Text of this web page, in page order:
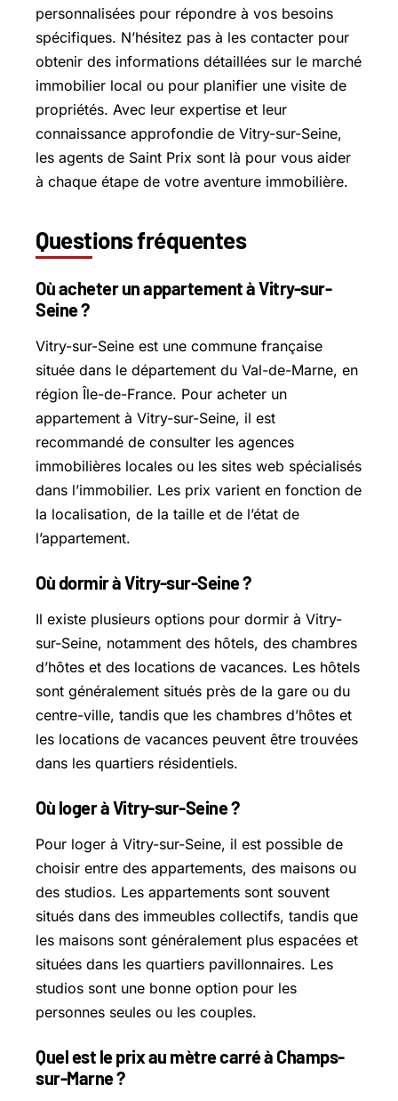
personnalisées pour répondre à vos besoins
spécifiques. N’hésitez pas à les contacter pour
obtenir des informations détaillées sur le marché
immobilier local ou pour planifier une visite de
propriétés. Avec leur expertise et leur
connaissance approfondie de Vitry-sur-Seine,
les agents de Saint Prix sont là pour vous aider
à chaque étape de votre aventure immobilière.
Questions fréquentes
Où acheter un appartement à Vitry-sur-
Seine ?
Vitry-sur-Seine est une commune française
située dans le département du Val-de-Marne, en
région Île-de-France. Pour acheter un
appartement à Vitry-sur-Seine, il est
recommandé de consulter les agences
immobilières locales ou les sites web spécialisés
dans l’immobilier. Les prix varient en fonction de
la localisation, de la taille et de l’état de
l’appartement.
Où dormir à Vitry-sur-Seine ?
Il existe plusieurs options pour dormir à Vitry-
sur-Seine, notamment des hôtels, des chambres
d’hôtes et des locations de vacances. Les hôtels
sont généralement situés près de la gare ou du
centre-ville, tandis que les chambres d’hôtes et
les locations de vacances peuvent être trouvées
dans les quartiers résidentiels.
Où loger à Vitry-sur-Seine ?
Pour loger à Vitry-sur-Seine, il est possible de
choisir entre des appartements, des maisons ou
des studios. Les appartements sont souvent
situés dans des immeubles collectifs, tandis que
les maisons sont généralement plus espacées et
situées dans les quartiers pavillonnaires. Les
studios sont une bonne option pour les
personnes seules ou les couples.
Quel est le prix au mètre carré à Champs-
sur-Marne ?